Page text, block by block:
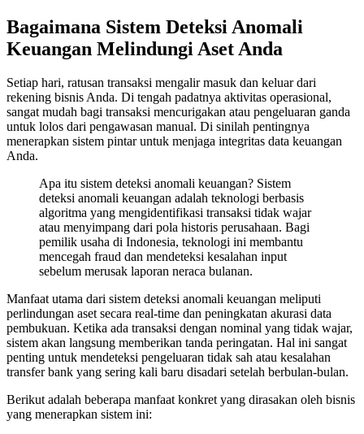
Bagaimana Sistem Deteksi Anomali
Keuangan Melindungi Aset Anda
Setiap hari, ratusan transaksi mengalir masuk dan keluar dari
rekening bisnis Anda. Di tengah padatnya aktivitas operasional,
sangat mudah bagi transaksi mencurigakan atau pengeluaran ganda
untuk lolos dari pengawasan manual. Di sinilah pentingnya
menerapkan sistem pintar untuk menjaga integritas data keuangan
Anda.
Apa itu sistem deteksi anomali keuangan? Sistem
deteksi anomali keuangan adalah teknologi berbasis
algoritma yang mengidentifikasi transaksi tidak wajar
atau menyimpang dari pola historis perusahaan. Bagi
pemilik usaha di Indonesia, teknologi ini membantu
mencegah fraud dan mendeteksi kesalahan input
sebelum merusak laporan neraca bulanan.
Manfaat utama dari sistem deteksi anomali keuangan meliputi
perlindungan aset secara real-time dan peningkatan akurasi data
pembukuan. Ketika ada transaksi dengan nominal yang tidak wajar,
sistem akan langsung memberikan tanda peringatan. Hal ini sangat
penting untuk mendeteksi pengeluaran tidak sah atau kesalahan
transfer bank yang sering kali baru disadari setelah berbulan-bulan.
Berikut adalah beberapa manfaat konkret yang dirasakan oleh bisnis
yang menerapkan sistem ini: